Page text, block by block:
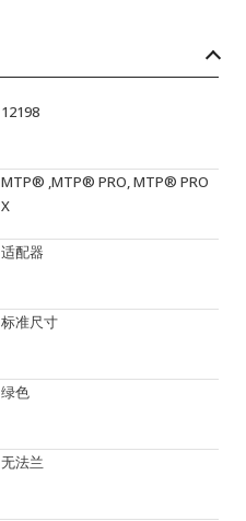
12198
MTP® ,MTP® PRO, MTP® PRO
X
适配器
标准尺寸
绿色
无法兰